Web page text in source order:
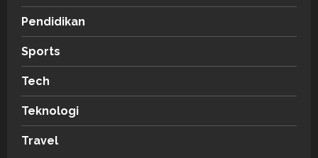
Pendidikan
Sports
Tech
Teknologi
Travel